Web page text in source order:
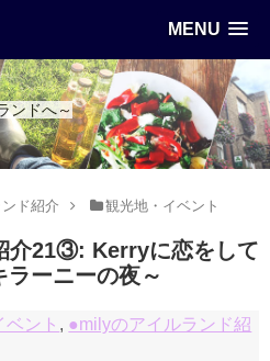
MENU
ンドへ～
ド紹介 観光地・イベント
介21③: Kerryに恋をして
ラーニーの夜～
ベント , ●milyのアイルランド紹